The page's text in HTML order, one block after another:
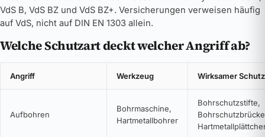
VdS B, VdS BZ und VdS BZ+. Versicherungen verweisen häufig
auf VdS, nicht auf DIN EN 1303 allein.
Welche Schutzart deckt welcher Angriff ab?
Angriff Werkzeug Wirksamer Schutz
Aufbohren
Bohrmaschine,
Hartmetallbohrer
Bohrschutzstifte,